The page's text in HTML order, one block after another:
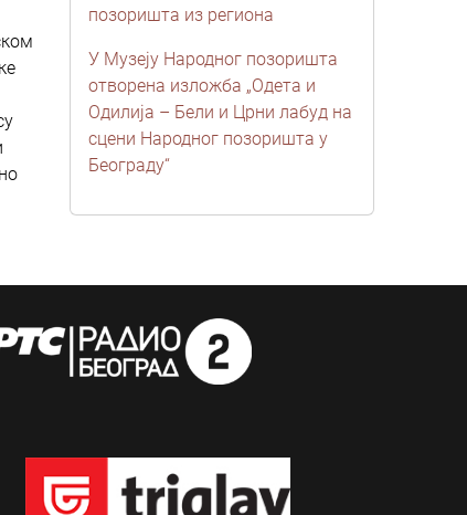
позоришта из региона
У Музеју Народног позоришта
отворена изложба „Одета и
Одилија – Бели и Црни лабуд на
сцени Народног позоришта у
Београду“